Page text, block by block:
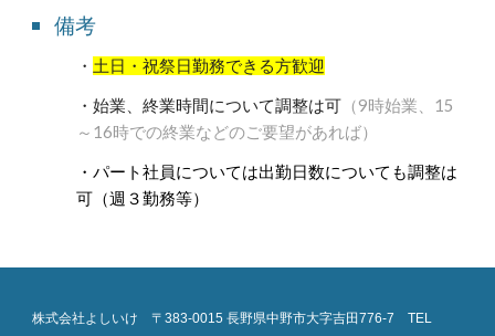
備考
・ 土日・祝祭日勤務できる方歓迎
・始業、終業時間について調整は可 （9時始業
15
～16時での終業などのご要望があれば）
・パート社員については出勤日数についても調整は
可（週３勤務等）
株式会社よしいけ 〒383-0015 長野県中野市大字吉田776-7 TEL